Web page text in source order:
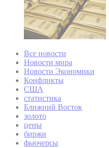
Все новости
Новости мира
Новости Экономики
Конфликты
США
статистика
Ближний Восток
золото
цены
биржи
фьючерсы